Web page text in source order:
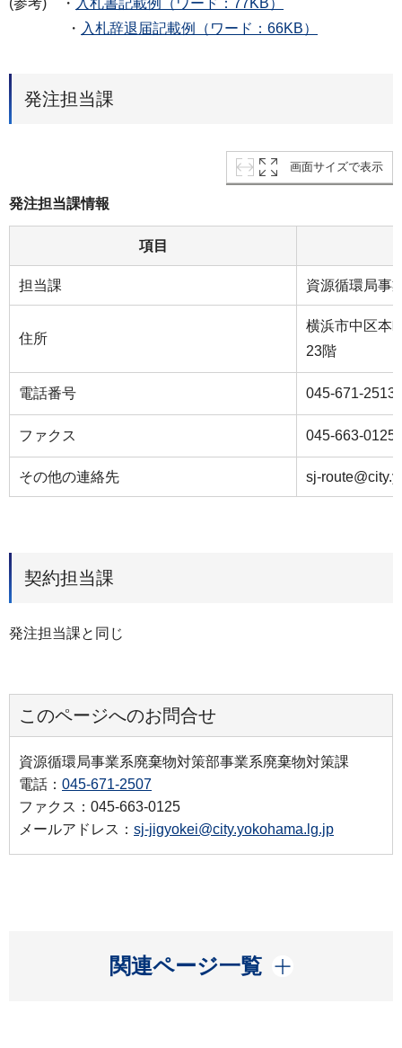
・ 入札辞退届記載例（ワード：66KB）
発注担当課
画面サイズで表示
発注担当課情報
項目
担当課 資源循環局事
住所
横浜市中区本
23階
電話番号 045-671-2513
ファクス 045-663-0125
その他の連絡先 sj-
契約担当課
発注担当課と同じ
このページへのお問合せ
資源循環局事業系廃棄物対策部事業系廃棄物対策課
電話： 045-671-2507
ファクス：045-663-0125
メールアドレス： sj-jigyokei@city.yokohama.lg.jp
関連ページ一覧
開く